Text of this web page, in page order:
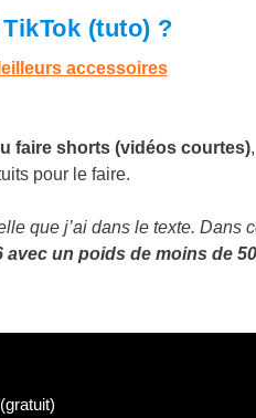
(tuto) ?
accessoires
faire shorts (vidéos courtes)
pour le faire.
que j’ai dans le texte. Dans
avec un poids de moins de